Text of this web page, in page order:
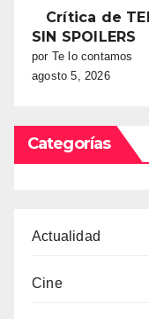
Crítica de
SIN SPOILERS
por Te lo contamos
agosto 5, 2026
Categorías
Actualidad
Cine